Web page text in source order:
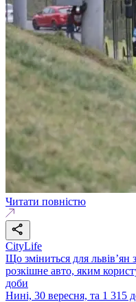
Читати повністю
CityLife
Що зміниться для львів’ян
розкішне авто, яким
доби
Нині, 30 вересня, та 1 315